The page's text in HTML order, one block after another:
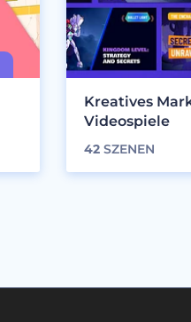
Kreatives
Videospiele
42SZENEN